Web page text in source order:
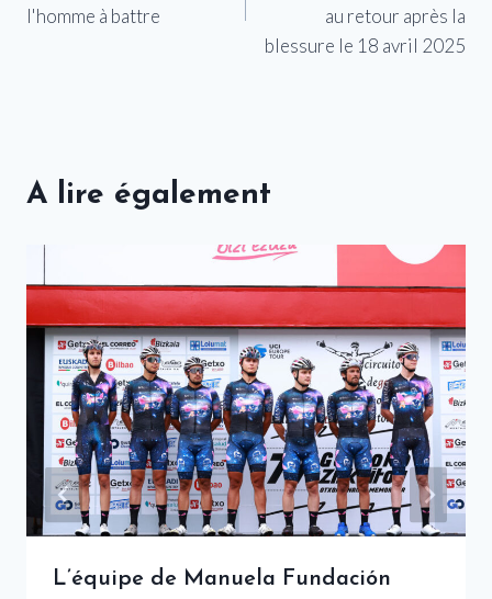
l’article
l'homme à battre
au retour après la
blessure le 18 avril 2025
A lire également
L’équipe de Manuela Fundación